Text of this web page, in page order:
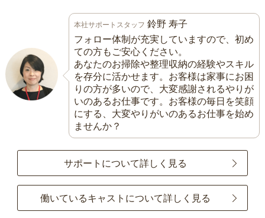
本社サポートスタッフ 鈴野 寿子
フォロー体制が充実していますので、初め
ての方もご安心ください。
あなたのお掃除や整理収納の経験やスキル
を存分に活かせます。お客様は家事にお困
りの方が多いので、大変感謝されるやりが
いのあるお仕事です。お客様の毎日を笑顔
にする、大変やりがいのあるお仕事を始め
ませんか？
サポートについて詳しく見る
働いているキャストについて詳しく見る